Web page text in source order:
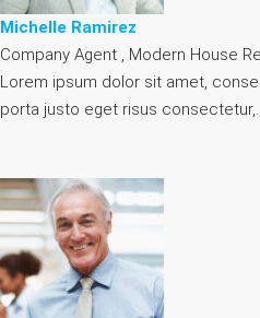
Michelle Ramirez
Company Agent , Modern House
Lorem ipsum dolor sit amet,
porta justo eget risus